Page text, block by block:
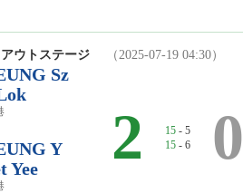
ウトステージ （2025-07-19 04:30）
Sz
Y
Yee
2 15 - 5
15 - 6 0